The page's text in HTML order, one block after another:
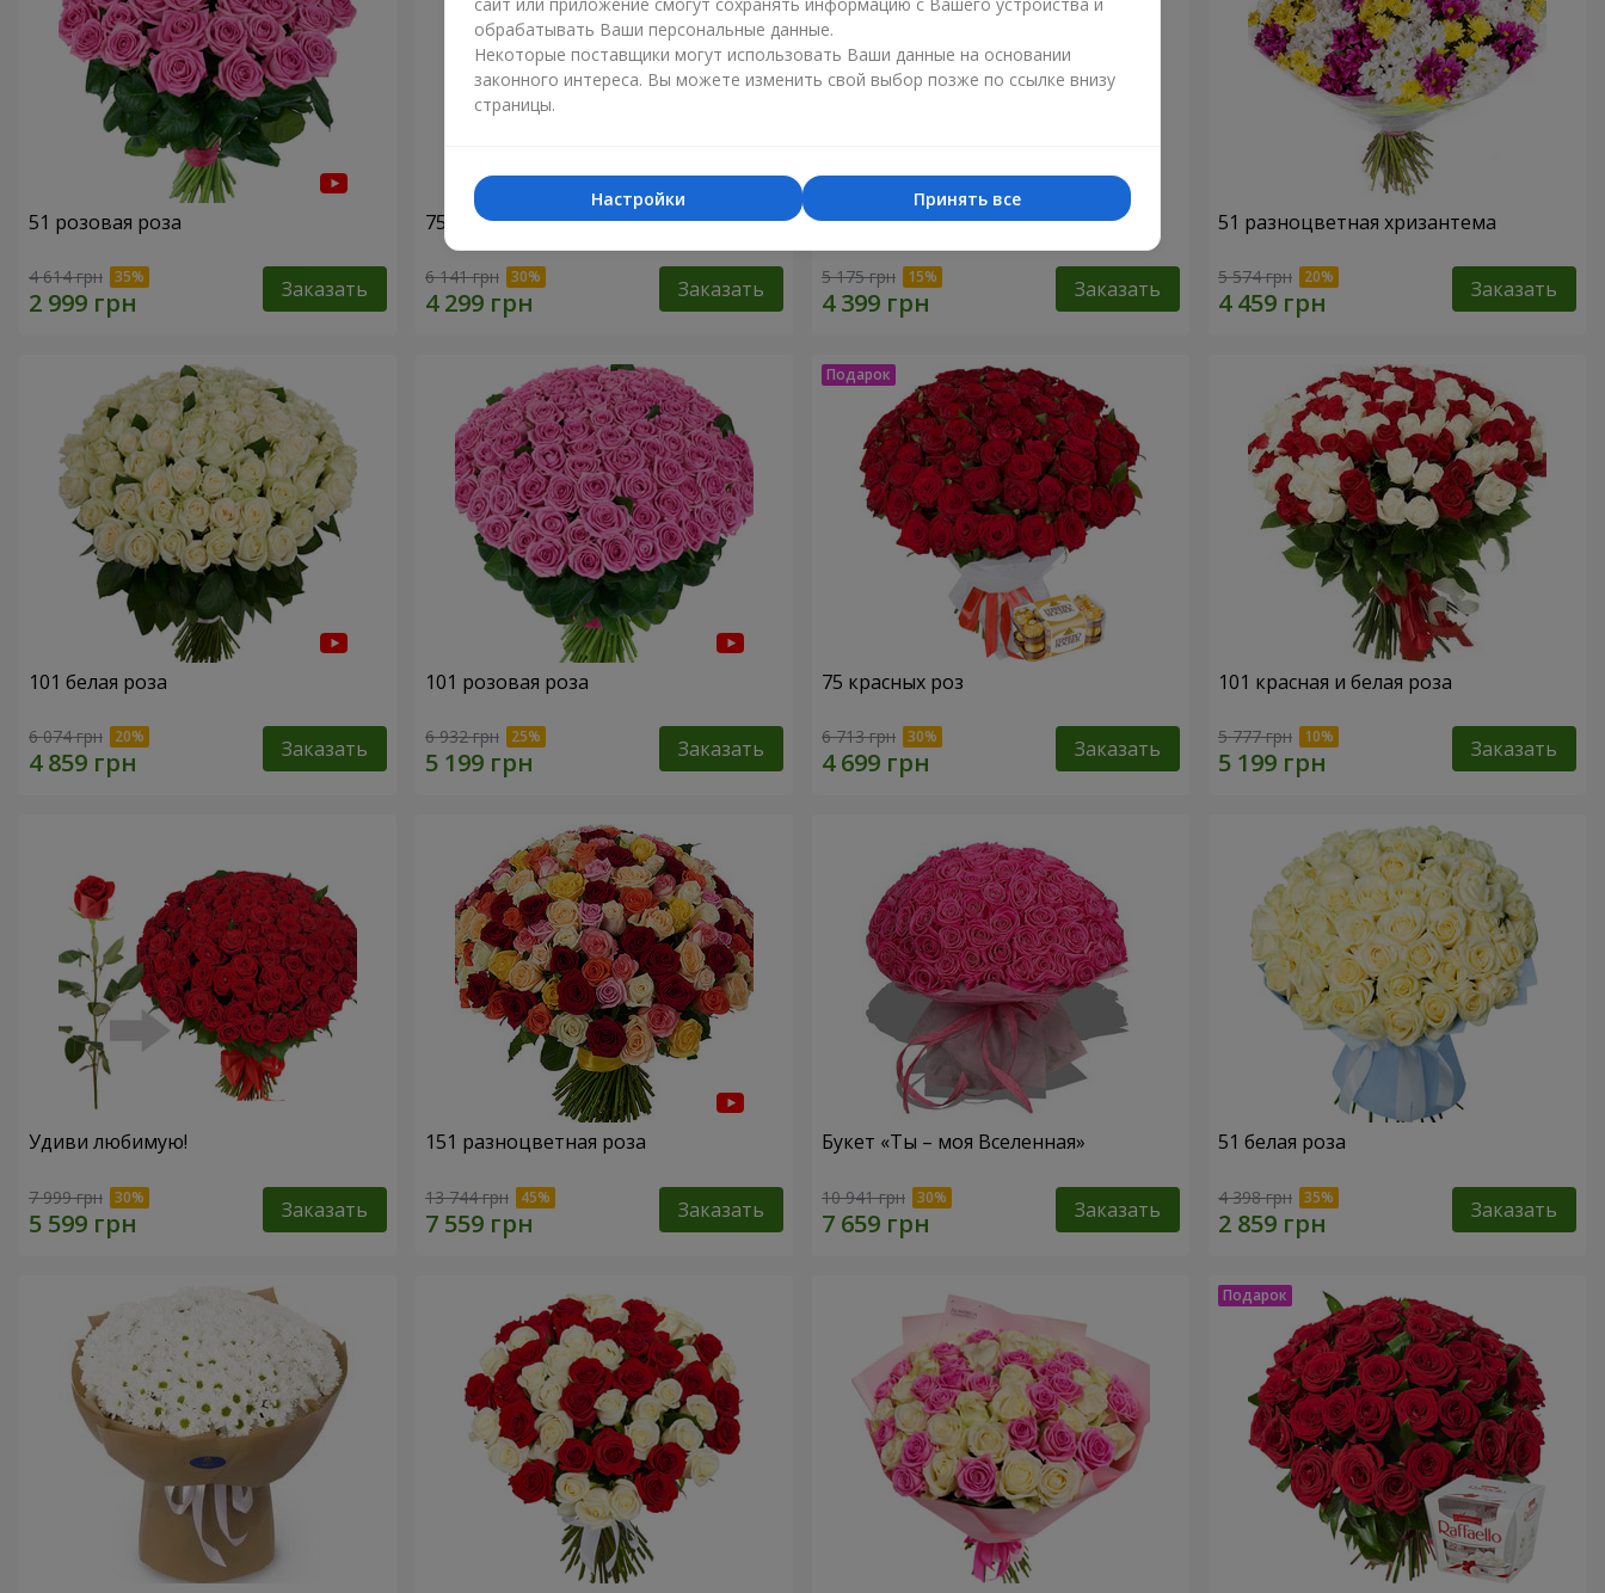
51 розовая роза
4 614 грн Заказать
75 белых роз
6 141 грн Заказать
51 белая хризантема
5 175 грн Заказать
51 разноцветная хризантема
5 574 грн Заказать
101 белая роза
6 074 грн Заказать
101 розовая роза
6 932 грн Заказать
75 красных роз
6 713 грн Заказать
101 красная и белая роза
5 777 грн Заказать
Удиви любимую!
7 999 грн Заказать
151 разноцветная роза
13 744 грн Заказать
Букет «Ты – моя Вселенная»
10 941 грн Заказать
51 белая роза
4 398 грн Заказать
обрабатывать Ваши персональные данные.
Некоторые поставщики могут использовать Ваши данные на основании
законного интереса. Вы можете изменить свой выбор позже по ссылке внизу
страницы.
Принять все
Настройки